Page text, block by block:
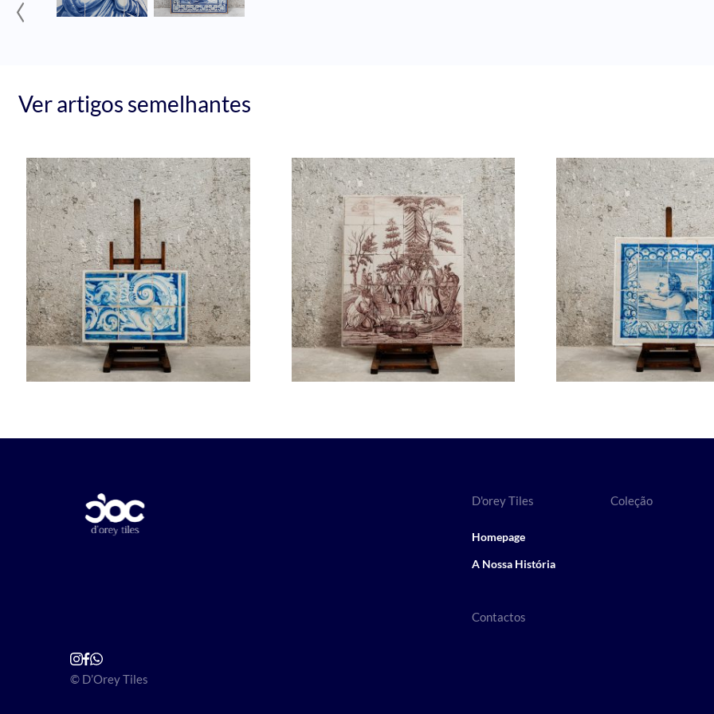
Ver artigos semelhantes
D'orey Tiles
Homepage
A Nossa História
Coleção
Contactos
© D’Orey Tiles